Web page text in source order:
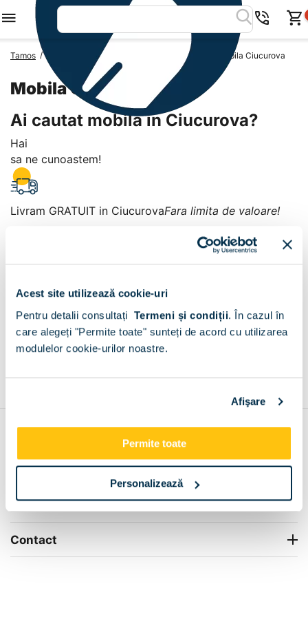
Acest site utilizează cookie-uri
Pentru detalii consultați Termeni și condiții. În cazul în
care alegeți "Permite toate" sunteți de acord cu utilizarea
modulelor cookie-urilor noastre.
Afişare
Permite toate
Personalizează
Tamos / Mobila Romania Mobila Judetul Tulcea Mobila Ciucurova
Mobila Ciucurova
Ai cautat mobila in Ciucurova?
Hai
sa ne cunoastem!
Livram GRATUIT in CiucurovaFara limita de valoare!
Ciucurova
+
Info Center
Livrare
Contact